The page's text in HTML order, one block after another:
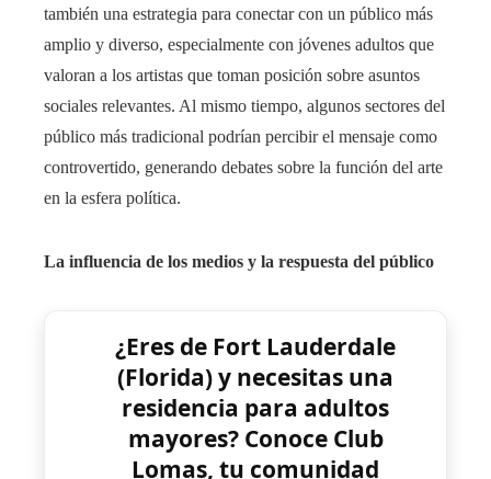
también una estrategia para conectar con un público más
amplio y diverso, especialmente con jóvenes adultos que
valoran a los artistas que toman posición sobre asuntos
sociales relevantes. Al mismo tiempo, algunos sectores del
público más tradicional podrían percibir el mensaje como
controvertido, generando debates sobre la función del arte
en la esfera política.
La influencia de los medios y la respuesta del público
¿Eres de Fort Lauderdale
(Florida) y necesitas una
residencia para adultos
mayores? Conoce Club
Lomas, tu comunidad